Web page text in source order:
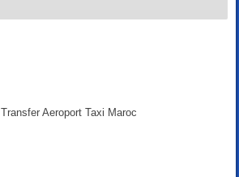
Transfer Aeroport Taxi Maroc